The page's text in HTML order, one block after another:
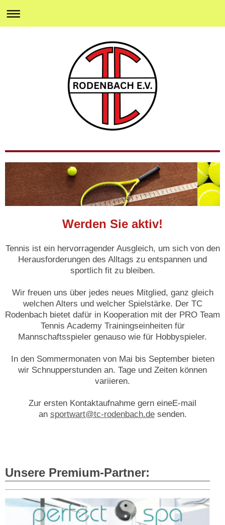
Werden Sie aktiv!
Tennis ist ein hervorragender Ausgleich, um sich von den
Herausforderungen des Alltags zu entspannen und
sportlich fit zu bleiben.
Wir freuen uns über jedes neues Mitglied, ganz gleich
welchen Alters und welcher Spielstärke. Der TC
Rodenbach bietet dafür in Kooperation mit der PRO Team
Tennis Academy Trainingseinheiten für
Mannschaftsspieler genauso wie für Hobbyspieler.
In den Sommermonaten von Mai bis September bieten
wir Schnupperstunden an. Tage und Zeiten können
variieren.
Zur ersten Kontaktaufnahme gern eineE-mail
an sportwart@tc-rodenbach.desenden.
Unsere Premium-Partner: